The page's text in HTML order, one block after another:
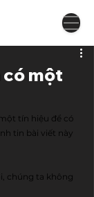
có một
tín hiệu để có
tin bài viết này
chúng ta không